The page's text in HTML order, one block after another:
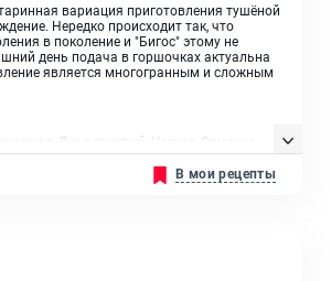
вариация приготовления тушёной
Нередко происходит так, что
в поколение и "Бигос" этому не
день подача в горшочках актуальна
является многогранным и сложным
Лук репчатый, Чеснок, Свинина,
В мои рецепты